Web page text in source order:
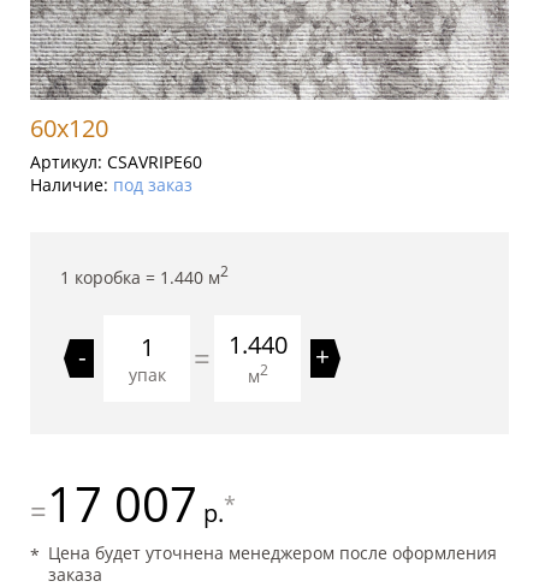
60x120
Артикул: CSAVRIPE60
Наличие: под заказ
1 коробка = 1.440 м2
-
упак = 1.440
м2 +
=17 007 р.*
Цена будет уточнена менеджером после оформления
заказа